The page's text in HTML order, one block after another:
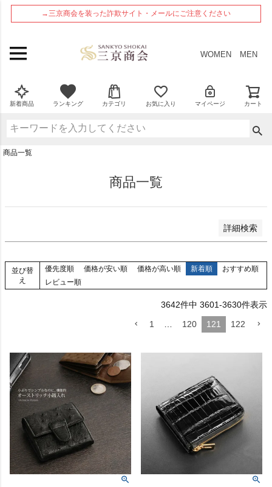
→三京商会を装った詐欺サイト・メールにご注意ください
WOMEN MEN
新着商品 ランキング カテゴリ お気に入り マイページ カート
商品一覧
商品一覧
詳細検索
在庫なし商品
在庫なし商品を表示しない
新着順
価格が安い順
並び替
え
優先度順 価格が安い順 価格が高い順 新着順
おすすめ順
レビュー順
3642件中 3601-3630件表示
1
120 121 122
ペー